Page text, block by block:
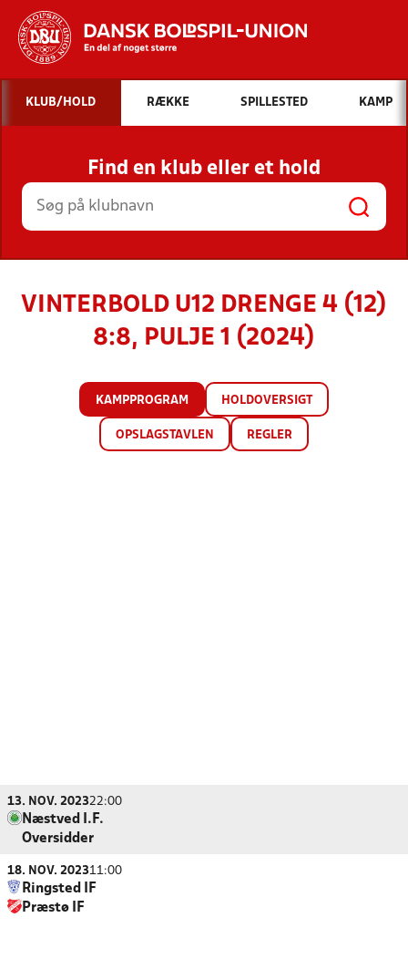
Hvad vil du søge efter?
INDHOLD OG NYHEDER
STILLINGER, RESULTATER, KLUBBER OG
HOLD
KLUB/HOLD RÆKKE SPILLESTED KAMP
Find en klub eller et hold
VINTERBOLD U12 DRENGE 4 (12)
8:8, PULJE 1 (2024)
KAMPPROGRAM HOLDOVERSIGT
OPSLAGSTAVLEN REGLER
13. NOV. 202322:00
Næstved I.F.
Oversidder
18. NOV. 202311:00
Ringsted IF
Præstø IF